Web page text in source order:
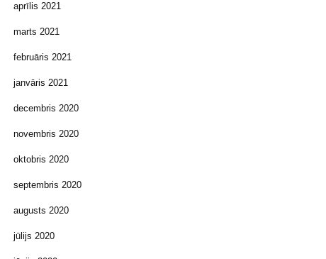
aprīlis 2021
marts 2021
februāris 2021
janvāris 2021
decembris 2020
novembris 2020
oktobris 2020
septembris 2020
augusts 2020
jūlijs 2020